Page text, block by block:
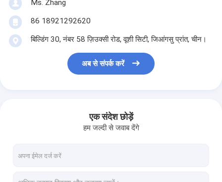
Ms. Zhang
86 18921292620
बिल्डिंग 30, नंबर 58 ज़िउक्सी रोड, वूशी सिटी, जिआंगसु प्रांत, चीन।
अब से संपर्क करें
एक संदेश छोड़ें
हम जल्दी से जवाब देंगे